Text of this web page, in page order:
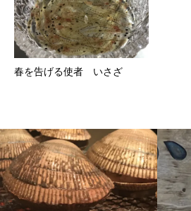
春を告げる使者 いさざ